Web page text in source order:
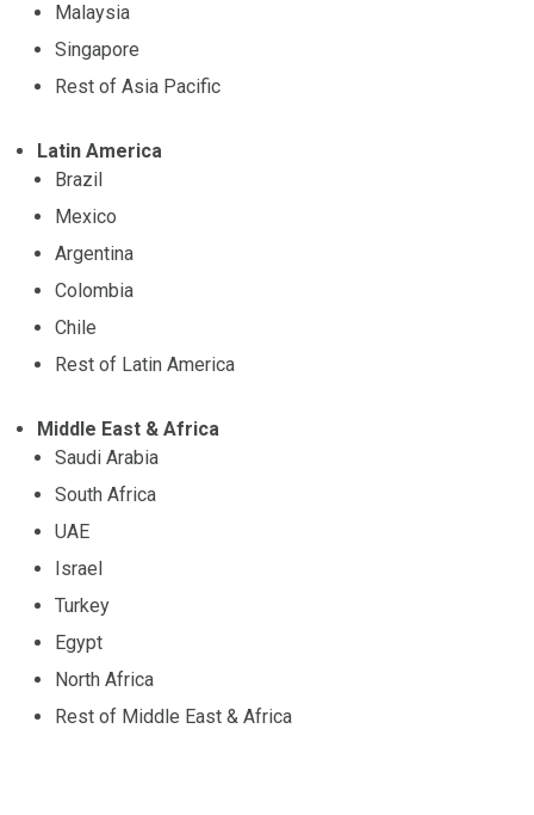
Malaysia
Singapore
Rest of Asia Pacific
Latin America
Brazil
Mexico
Argentina
Colombia
Chile
Rest of Latin America
Middle East & Africa
Saudi Arabia
South Africa
UAE
Israel
Turkey
Egypt
North Africa
Rest of Middle East & Africa